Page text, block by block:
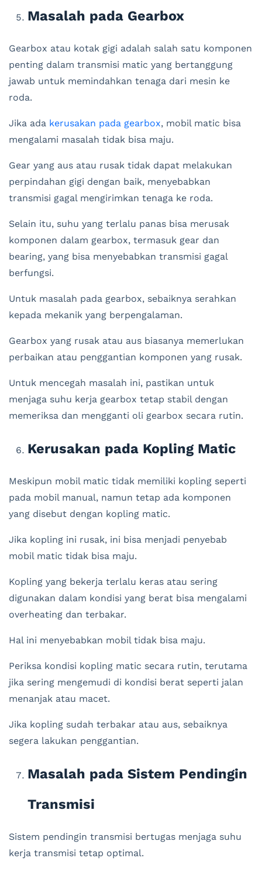
Masalah pada Gearbox
Gearbox atau kotak gigi adalah salah satu komponen
penting dalam transmisi matic yang bertanggung
jawab untuk memindahkan tenaga dari mesin ke
roda.
Jika ada kerusakan pada gearbox, mobil matic bisa
mengalami masalah tidak bisa maju.
Gear yang aus atau rusak tidak dapat melakukan
perpindahan gigi dengan baik, menyebabkan
transmisi gagal mengirimkan tenaga ke roda.
Selain itu, suhu yang terlalu panas bisa merusak
komponen dalam gearbox, termasuk gear dan
bearing, yang bisa menyebabkan transmisi gagal
berfungsi.
Untuk masalah pada gearbox, sebaiknya serahkan
kepada mekanik yang berpengalaman.
Gearbox yang rusak atau aus biasanya memerlukan
perbaikan atau penggantian komponen yang rusak.
Untuk mencegah masalah ini, pastikan untuk
menjaga suhu kerja gearbox tetap stabil dengan
memeriksa dan mengganti oli gearbox secara rutin.
Kerusakan pada Kopling Matic
Meskipun mobil matic tidak memiliki kopling seperti
pada mobil manual, namun tetap ada komponen
yang disebut dengan kopling matic.
Jika kopling ini rusak, ini bisa menjadi penyebab
mobil matic tidak bisa maju.
Kopling yang bekerja terlalu keras atau sering
digunakan dalam kondisi yang berat bisa mengalami
overheating dan terbakar.
Hal ini menyebabkan mobil tidak bisa maju.
Periksa kondisi kopling matic secara rutin, terutama
jika sering mengemudi di kondisi berat seperti jalan
menanjak atau macet.
Jika kopling sudah terbakar atau aus, sebaiknya
segera lakukan penggantian.
Masalah pada Sistem Pendingin
Transmisi
Sistem pendingin transmisi bertugas menjaga suhu
kerja transmisi tetap optimal.